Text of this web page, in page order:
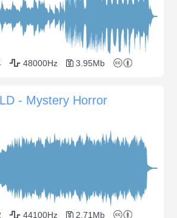
48000Hz 3.95Mb
- Mystery Horror
44100Hz 2.71Mb